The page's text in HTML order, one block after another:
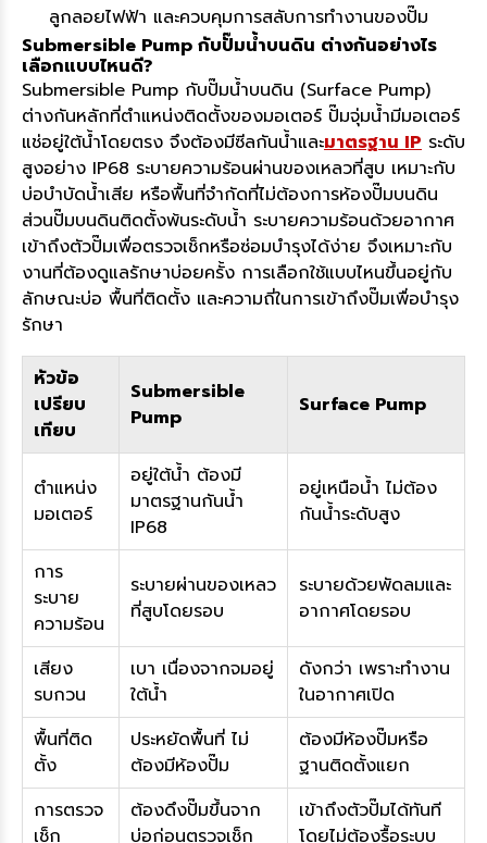
ลูกลอยไฟฟ้า และควบคุมการสลับการทำงานของปั๊ม
Submersible Pump กับปั๊มน้ำบนดิน ต่างกันอย่างไร
เลือกแบบไหนดี?
Submersible Pump กับปั๊มน้ำบนดิน (Surface Pump)
ต่างกันหลักที่ตำแหน่งติดตั้งของมอเตอร์ ปั๊มจุ่มน้ำมีมอเตอร์
แช่อยู่ใต้น้ำโดยตรง จึงต้องมีซีลกันน้ำและมาตรฐาน IP ระดับ
สูงอย่าง IP68 ระบายความร้อนผ่านของเหลวที่สูบ เหมาะกับ
บ่อบำบัดน้ำเสีย หรือพื้นที่จำกัดที่ไม่ต้องการห้องปั๊มบนดิน
ส่วนปั๊มบนดินติดตั้งพ้นระดับน้ำ ระบายความร้อนด้วยอากาศ
เข้าถึงตัวปั๊มเพื่อตรวจเช็กหรือซ่อมบำรุงได้ง่าย จึงเหมาะกับ
งานที่ต้องดูแลรักษาบ่อยครั้ง การเลือกใช้แบบไหนขึ้นอยู่กับ
ลักษณะบ่อ พื้นที่ติดตั้ง และความถี่ในการเข้าถึงปั๊มเพื่อบำรุง
รักษา
หัวข้อ
เปรียบ
เทียบ
Submersible
Pump
Surface Pump
ตำแหน่ง
มอเตอร์
อยู่ใต้น้ำ ต้องมี
มาตรฐานกันน้ำ
IP68
อยู่เหนือน้ำ ไม่ต้อง
กันน้ำระดับสูง
การ
ระบาย
ความร้อน
ระบายผ่านของเหลว
ที่สูบโดยรอบ
ระบายด้วยพัดลมและ
อากาศโดยรอบ
เสียง
รบกวน
เบา เนื่องจากจมอยู่
ใต้น้ำ
ดังกว่า เพราะทำงาน
ในอากาศเปิด
พื้นที่ติด
ตั้ง
ประหยัดพื้นที่ ไม่
ต้องมีห้องปั๊ม
ต้องมีห้องปั๊มหรือ
ฐานติดตั้งแยก
การตรวจ
เช็ก
ต้องดึงปั๊มขึ้นจาก
บ่อก่อนตรวจเช็ก
เข้าถึงตัวปั๊มได้ทันที
โดยไม่ต้องรื้อระบบ